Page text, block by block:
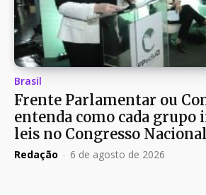
Brasil
Frente Parlamentar ou
entenda como cada grupo
leis no Congresso Nacional
Redação - 6 de agosto de 2026